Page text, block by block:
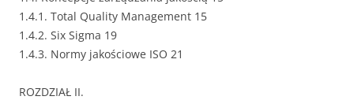
1.4.1. Total Quality Management 15
1.4.2. Six Sigma 19
1.4.3. Normy jakościowe ISO 21
ROZDZIAŁ II.